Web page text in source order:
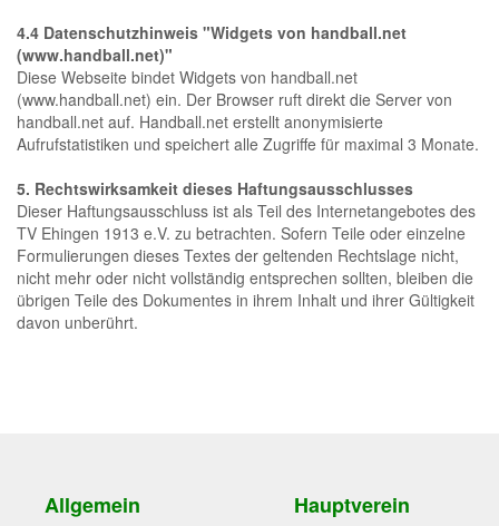
4.4 Datenschutzhinweis "Widgets von handball.net
(www.handball.net)"
Diese Webseite bindet Widgets von handball.net
(www.handball.net) ein. Der Browser ruft direkt die Server von
handball.net auf. Handball.net erstellt anonymisierte
Aufrufstatistiken und speichert alle Zugriffe für maximal 3 Monate.
5. Rechtswirksamkeit dieses Haftungsausschlusses
Dieser Haftungsausschluss ist als Teil des Internetangebotes des
TV Ehingen 1913 e.V. zu betrachten. Sofern Teile oder einzelne
Formulierungen dieses Textes der geltenden Rechtslage nicht,
nicht mehr oder nicht vollständig entsprechen sollten, bleiben die
übrigen Teile des Dokumentes in ihrem Inhalt und ihrer Gültigkeit
davon unberührt.
Allgemein Hauptverein